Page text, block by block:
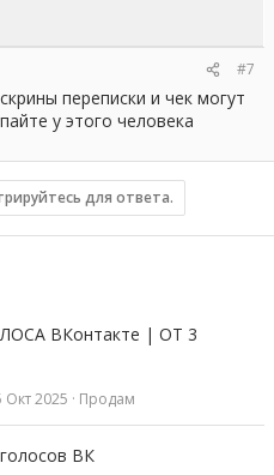
#7
переписки и чек могут
у этого человека
для ответа.
ВКонтакте | ОТ 3
Продам
Окт 2025
ВК